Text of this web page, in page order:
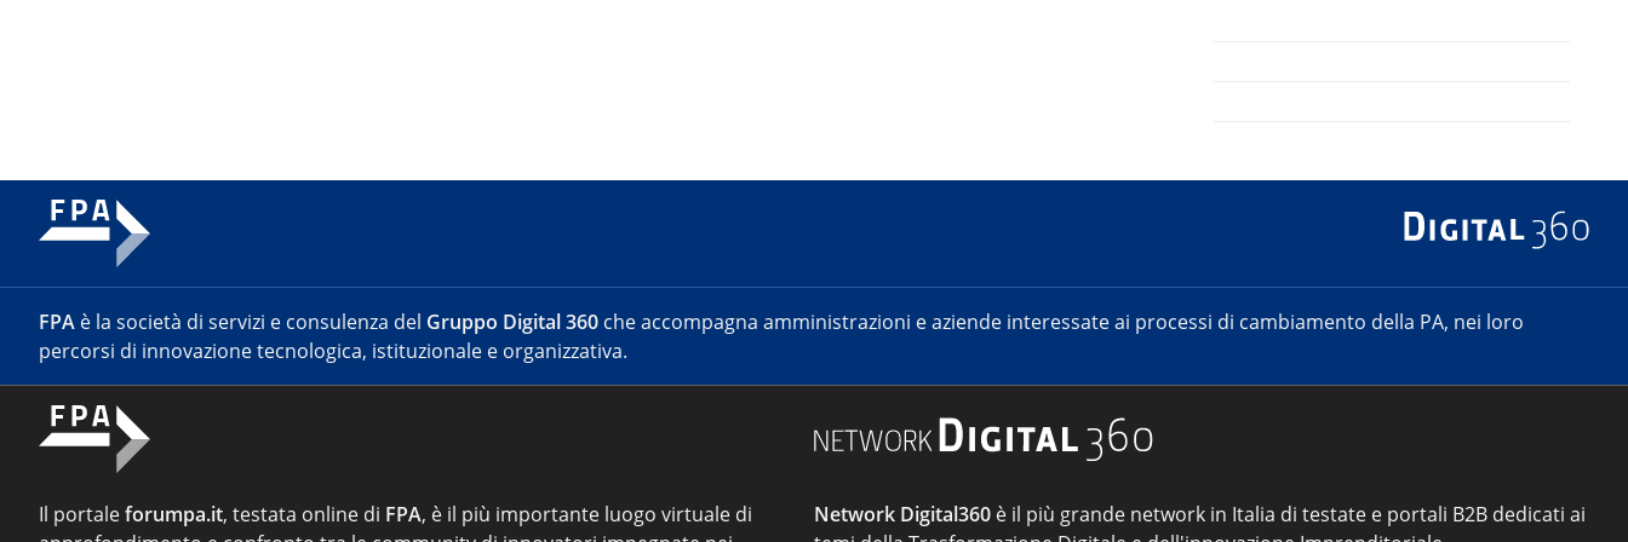
FPA è la società di servizi e consulenza del Gruppo Digital 360 che accompagna amministrazioni e aziende interessate ai processi di cambiamento della PA, nei loro
percorsi di innovazione tecnologica, istituzionale e organizzativa.
Il portaleforumpa.it, testata online di FPA, è il più importante luogo virtuale di
Network Digital360 è il più grande network in Italia di testate e portali B2B dedicati ai